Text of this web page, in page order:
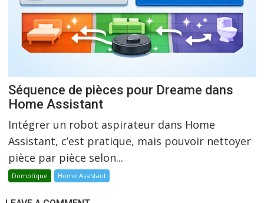
Séquence de pièces pour Dreame dans
Home Assistant
Intégrer un robot aspirateur dans Home
Assistant, c’est pratique, mais pouvoir nettoyer
pièce par pièce selon...
Domotique Home Assistant